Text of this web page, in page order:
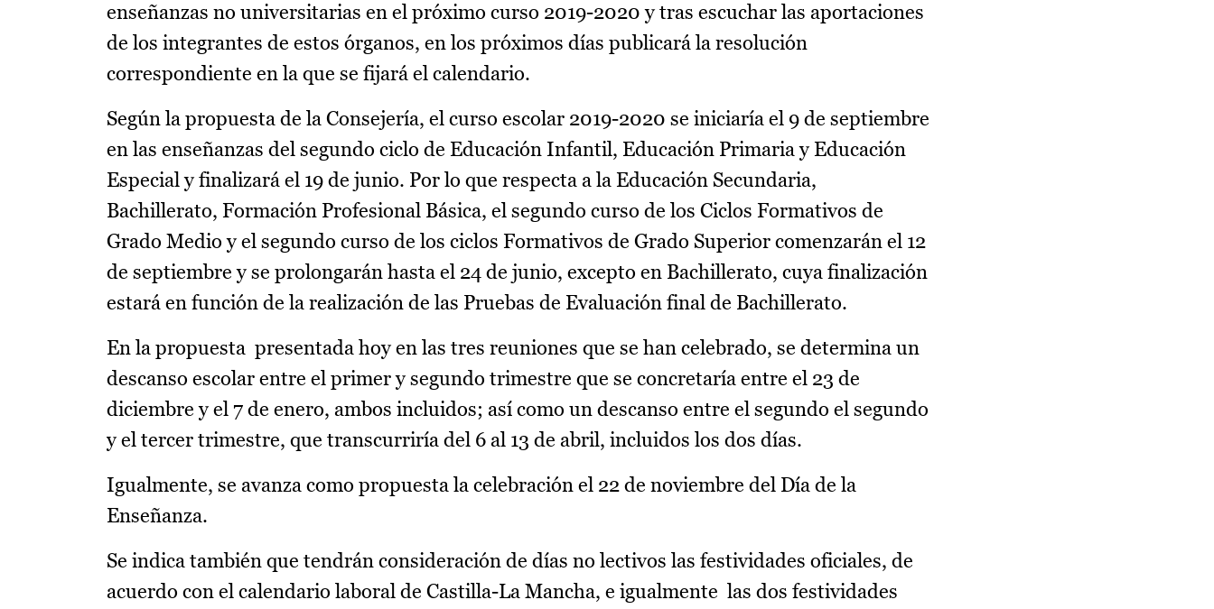
enseñanzas no universitarias en el próximo curso 2019-2020 y tras escuchar las aportaciones
de los integrantes de estos órganos, en los próximos días publicará la resolución
correspondiente en la que se fijará el calendario.
Según la propuesta de la Consejería, el curso escolar 2019-2020 se iniciaría el 9 de septiembre
en las enseñanzas del segundo ciclo de Educación Infantil, Educación Primaria y Educación
Especial y finalizará el 19 de junio. Por lo que respecta a la Educación Secundaria,
Bachillerato, Formación Profesional Básica, el segundo curso de los Ciclos Formativos de
Grado Medio y el segundo curso de los ciclos Formativos de Grado Superior comenzarán el 12
de septiembre y se prolongarán hasta el 24 de junio, excepto en Bachillerato, cuya finalización
estará en función de la realización de las Pruebas de Evaluación final de Bachillerato.
En la propuesta presentada hoy en las tres reuniones que se han celebrado, se determina un
descanso escolar entre el primer y segundo trimestre que se concretaría entre el 23 de
diciembre y el 7 de enero, ambos incluidos; así como un descanso entre el segundo el segundo
y el tercer trimestre, que transcurriría del 6 al 13 de abril, incluidos los dos días.
Igualmente, se avanza como propuesta la celebración el 22 de noviembre del Día de la
Enseñanza.
Se indica también que tendrán consideración de días no lectivos las festividades oficiales, de
acuerdo con el calendario laboral de Castilla-La Mancha, e igualmente las dos festividades